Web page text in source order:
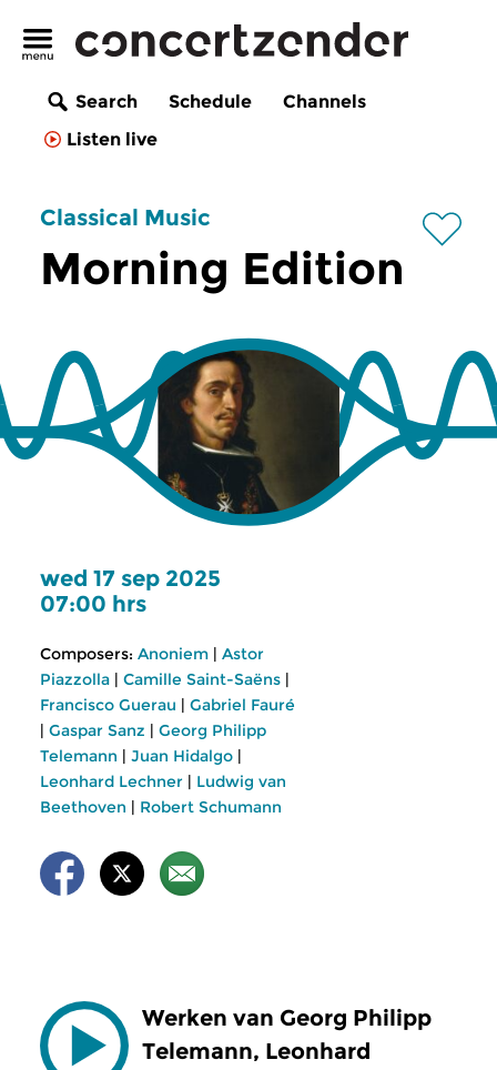
Search Schedule
Channels
Listen live
Classical Music
Morning Edition
wed 17 sep 2025
07:00 hrs
Composers: Anoniem | Astor
Piazzolla | Camille Saint-Saëns |
Francisco Guerau | Gabriel Fauré
| Gaspar Sanz | Georg Philipp
Telemann | Juan Hidalgo |
Leonhard Lechner | Ludwig van
Beethoven | Robert Schumann
Werken van Georg Philipp
Telemann, Leonhard